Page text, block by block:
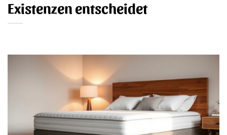
Existenzen entscheidet